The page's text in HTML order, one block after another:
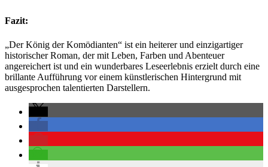
Fazit:
„Der König der Komödianten“ ist ein heiterer und einzigartiger
historischer Roman, der mit Leben, Farben und Abenteuer
angereichert ist und ein wunderbares Leseerlebnis erzielt durch eine
brillante Aufführung vor einem künstlerischen Hintergrund mit
ausgesprochen talentierten Darstellern.